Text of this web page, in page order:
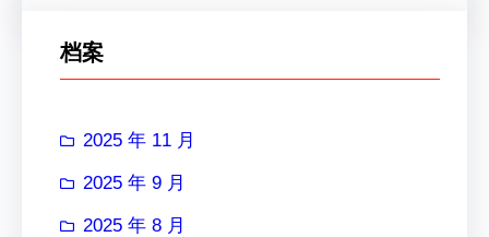
档案
2025 年 11 月
2025 年 9 月
2025 年 8 月